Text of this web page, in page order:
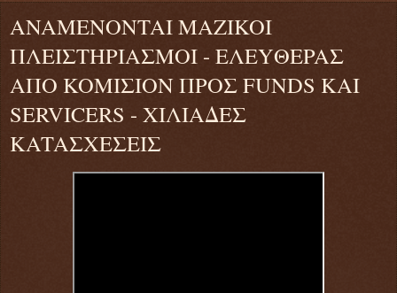
ANAMENONTAI MAZIKOI
ΠΛEIΣTHPIAΣMOI - EΛEYΘEPAΣ
AΠO KOMIΣION ΠPOΣ FUNDS KAI
SERVICERS - XIΛIAΔEΣ
KATAΣXEΣEIΣ